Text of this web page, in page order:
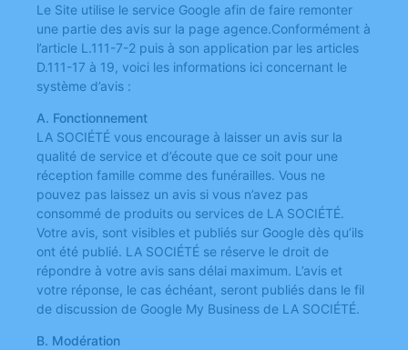
Le Site utilise le service Google afin de faire remonter
une partie des avis sur la page agence.Conformément à
l’article L.111-7-2 puis à son application par les articles
D.111-17 à 19, voici les informations ici concernant le
système d’avis :
A. Fonctionnement
LA SOCIÉTÉ vous encourage à laisser un avis sur la
qualité de service et d’écoute que ce soit pour une
réception famille comme des funérailles. Vous ne
pouvez pas laissez un avis si vous n’avez pas
consommé de produits ou services de LA SOCIÉTÉ.
Votre avis, sont visibles et publiés sur Google dès qu’ils
ont été publié. LA SOCIÉTÉ se réserve le droit de
répondre à votre avis sans délai maximum. L’avis et
votre réponse, le cas échéant, seront publiés dans le fil
de discussion de Google My Business de LA SOCIÉTÉ.
B. Modération